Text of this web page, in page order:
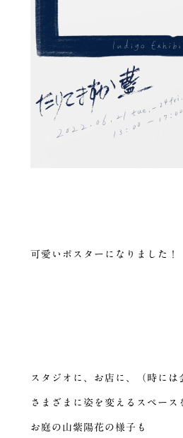
可愛いポスターになりました！
スタジオに、お店に、（時には
さまざまに姿を変えるスペース
お庭の山紫陽花の様子も